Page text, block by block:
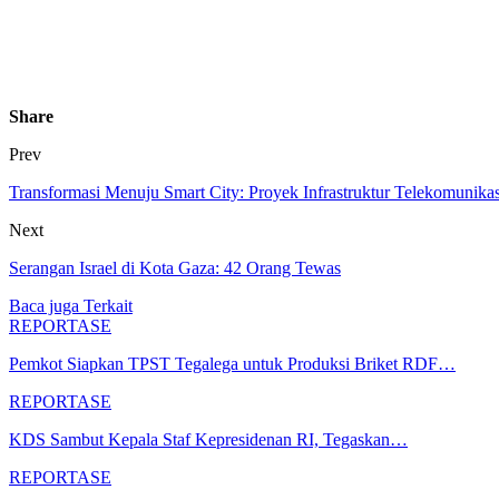
Share
Prev
Transformasi Menuju Smart City: Proyek Infrastruktur
Next
Serangan Israel di Kota Gaza: 42 Orang Tewas
Baca juga Terkait
REPORTASE
Pemkot Siapkan TPST Tegalega untuk Produksi Briket RDF…
REPORTASE
KDS Sambut Kepala Staf Kepresidenan RI, Tegaskan…
REPORTASE